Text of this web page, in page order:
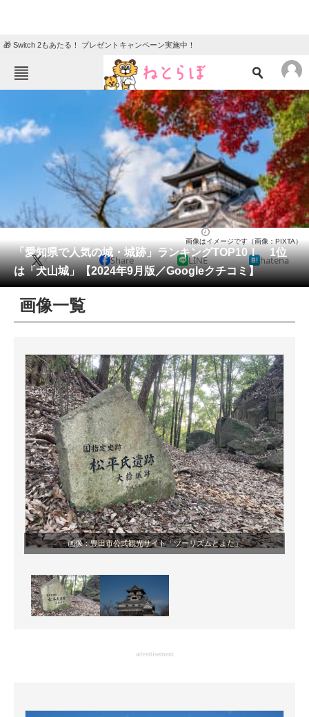
🎁 Switch 2もあたる！ プレゼントキャンペーン実施中！
ねとらぼメニュー
ニュース
エンタメ クイズ
地域
教育・育児
動物 リサーチ
会員記事
メディア
注目記事を集めた総合ページ
スマホと通信の最新トレンド
進化するPCとデバイスの未来
好きが集まる 比べて選べる
ビジネスと働き方のヒント
AI活用のいまが分かる
企業ITのトレンドを詳説
経営リーダーのコミュニティ
マーケ×ITの今がよく分かる
ITエンジニア向け専門サイト
「愛知県で人気の城・城跡」ランキングTOP10！ 1位
は「犬山城」【2024年9月版／Googleクチコミ】
画像はイメージです（画像：PIXTA）
X Share LINE hatena
画像一覧
画像：豊田市公式観光サイト「ツーリズムとよた」
advertisement